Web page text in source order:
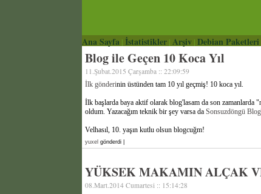
Ana Sayfa| İstatistikler| Arşiv| Debian Paketleri
Blog ile Geçen 10 Koca Yıl
11.Şubat.2015 Çarşamba :: 22:09:59
İlk gönderinin üstünden tam 10 yıl geçmiş! 10 koca yıl.
İlk başlarda baya aktif olarak blog'lasam da son
oldum. Yazacağım teknik bir şey varsa da Sonsuzdöngü Blog
Velhasıl, 10. yaşın kutlu olsun blogcuğm!
yuxel gönderdi |
YÜKSEK MAKAMIN ALÇAK
08.Mart.2014 Cumartesi :: 15:14:28